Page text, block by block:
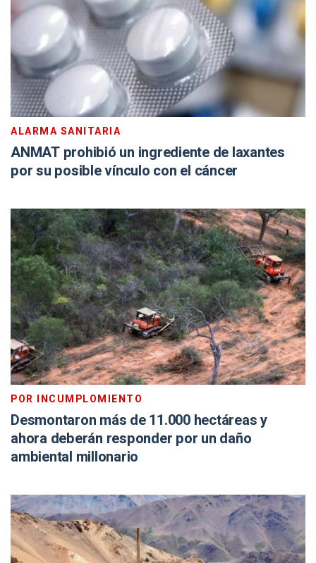
ALARMA SANITARIA
ANMAT prohibió un ingrediente de laxantes
por su posible vínculo con el cáncer
POR INCUMPLOMIENTO
Desmontaron más de 11.000 hectáreas y
ahora deberán responder por un daño
ambiental millonario